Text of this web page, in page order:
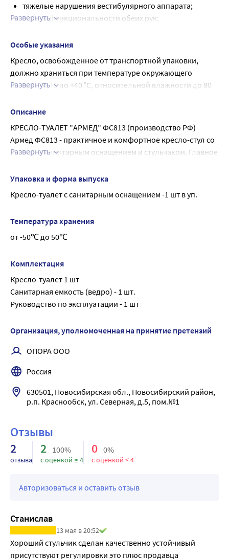
тяжелые нарушения вестибулярного аппарата;
потеря функциональности обеих рук;
ориентации;
наркотическое или алкогольное воздействие;
психические расстройства.
Развернуть
Особые указания
Кресло, освобожденное от транспортной упаковки,
должно храниться при температуре окружающего
воздуха от +5 до +40 °С, относительной влажности до 80
В помещении для хранения не должно быть пыли, паров
кислот и щелочей, агрессивных газов и других вредных
примесей, вызывающих коррозию и разрушающих
покрытия.
Развернуть
Описание
КРЕСЛО-ТУАЛЕТ "АРМЕД" ФС813 (производство РФ)
Армед ФС813 - практичное и комфортное кресло-стул со
съемным санитарным оснащением и стульчаком. Главное
положение которых фиксируется боковыми стопорами
зависимости от роста пользователя.
Регулировка ножек кресла по высоте позволяет
приспособить стул под физиологические параметры
возможность размещения над унитазом.
Долговечность
Для изготовления каркаса изделия используется
прочный металлический сплав, покрываемый
антикоррозийным слоем.
Стульчак и крышка легко снимаются, предоставляя
доступ к съемной санитарной емкости. Все компоненты
дезинфицировать.
Удобные подлокотники
Откидные подлокотники с мягкими накладками
ТЕХНИЧЕСКИЕ ХАРАКТЕРИСТИКИ
Параметр ФС813
Размер, мм - 500х570х620х720
Ширина сиденья, мм - 380
Высота сиденья, мм - 370-470
Развернуть
Упаковка и форма выпуска
Кресло-туалет с санитарным оснащением -1 шт в уп.
Температура хранения
от -50℃ до 50℃
Комплектация
Кресло-туалет 1 шт
Санитарная емкость (ведро) - 1 шт.
Руководство по эксплуатации - 1 шт
Организация, уполномоченная на принятие претензий
ОПОРА ООО
Россия
630501, Новосибирская обл., Новосибирский район,
р.п. Краснообск, ул. Северная, д.5, пом.№1
Отзывы
2
отзыва
2 100%
с оценкой ≥ 4
0 0%
с оценкой < 4
Авторизоваться и оставить отзыв
Станислав
13 мая в 20:52
Хороший стульчик сделан качественно устойчивый
присутствуют регулировки это плюс продавца